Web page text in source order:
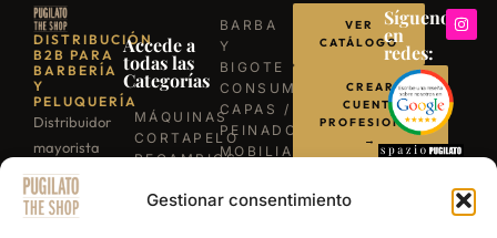
Gestionar consentimiento
DISTRIBUCIÓN
B2B PARA
BARBERÍA
Y
PELUQUERÍA
Distribuidor
mayorista
para
profesionales
de la
Accede a
todas las
Categorías
MÁQUINAS
CORTAPELO
RECAMBIOS
REPUESTOS
BARBA
Y
BIGOTE
CONSUMIBLES
CAPAS /
PEINADORES
MOBILIARIO
BARBACOAS
VER
CATÁLOGO
CREAR
CUENTA
PROFESIONAL
→
Síguenos
en
redes: